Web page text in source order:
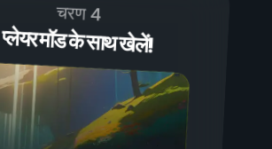
चरण 4
प्लेयर मॉड के साथ खेलें!